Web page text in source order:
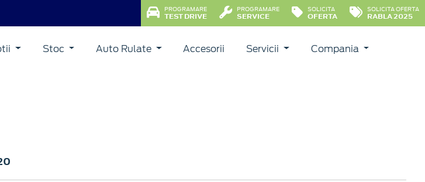
PROGRAMARE
TEST DRIVE
PROGRAMARE
SERVICE
SOLICITA
OFERTA
SOLICITA OFERTA
RABLA 2025
Stoc Auto Rulate Accesorii Servicii Compania